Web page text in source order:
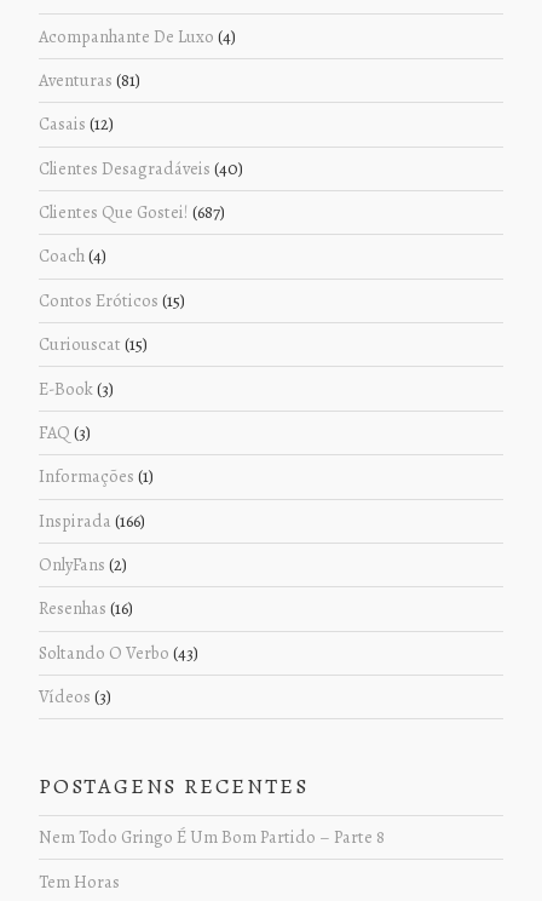
Acompanhante De Luxo (4)
Aventuras (81)
Casais (12)
Clientes Desagradáveis (40)
Clientes Que Gostei! (687)
Coach(4)
Contos Eróticos (15)
Curiouscat (15)
E-Book(3)
FAQ (3)
Informações (1)
Inspirada (166)
OnlyFans (2)
Resenhas (16)
Soltando O Verbo (43)
Vídeos (3)
POSTAGENS RECENTES
Nem Todo Gringo É Um Bom Partido – Parte 8
Tem Horas